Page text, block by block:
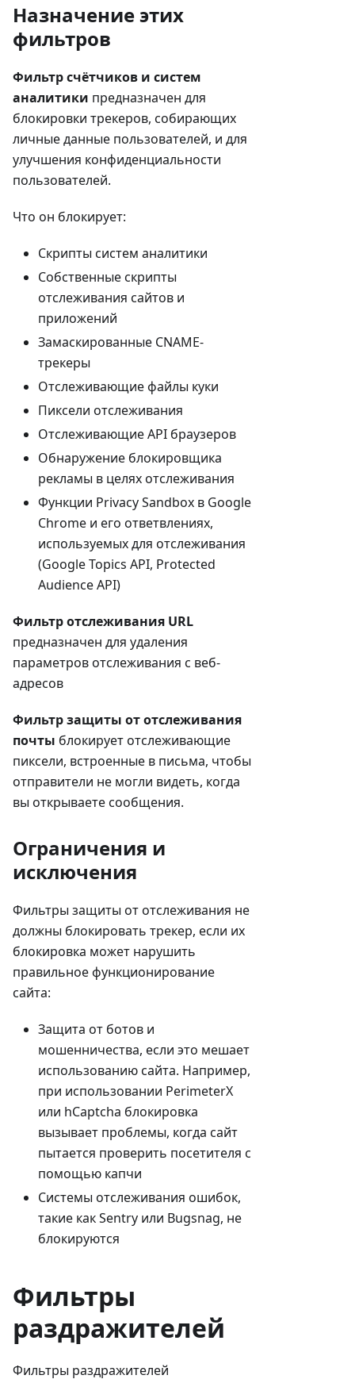
Назначение этих
фильтров
Фильтр счётчиков и систем
аналитики предназначен для
блокировки трекеров, собирающих
личные данные пользователей, и для
улучшения конфиденциальности
пользователей.
Что он блокирует:
Скрипты систем аналитики
Собственные скрипты
отслеживания сайтов и
приложений
Замаскированные CNAME-
трекеры
Отслеживающие файлы куки
Пиксели отслеживания
Отслеживающие API браузеров
Обнаружение блокировщика
рекламы в целях отслеживания
Функции Privacy Sandbox в Google
Chrome и его ответвлениях,
используемых для отслеживания
(Google Topics API, Protected
Audience API)
Фильтр отслеживания URL
предназначен для удаления
параметров отслеживания с веб-
адресов
Фильтр защиты от отслеживания
почты блокирует отслеживающие
пиксели, встроенные в письма, чтобы
отправители не могли видеть, когда
вы открываете сообщения.
Ограничения и
исключения
Фильтры защиты от отслеживания не
должны блокировать трекер, если их
блокировка может нарушить
правильное функционирование
сайта:
Защита от ботов и
мошенничества, если это мешает
использованию сайта. Например,
при использовании PerimeterX
или hCaptcha блокировка
вызывает проблемы, когда сайт
пытается проверить посетителя с
помощью капчи
Системы отслеживания ошибок,
такие как Sentry или Bugsnag, не
блокируются
Фильтры
раздражителей
Фильтры раздражителей